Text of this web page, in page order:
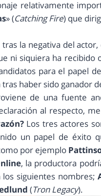
relativamente
» (Catching Fire) que
tras la negativa del
ni siquiera ha
para el papel de
haber sido ganador
de una fuente
al respecto,
Los tres actores
un papel de éxito
por ejemplo
, la productora
los siguientes nombres;
(Tron Legacy).